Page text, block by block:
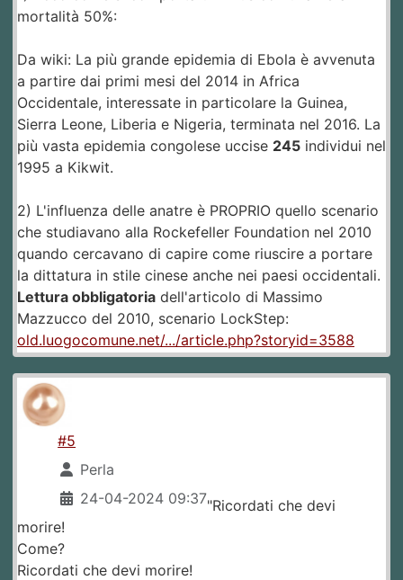
mortalità 50%:
Da wiki: La più grande epidemia di Ebola è avvenuta
a partire dai primi mesi del 2014 in Africa
Occidentale, interessate in particolare la Guinea,
Sierra Leone, Liberia e Nigeria, terminata nel 2016. La
più vasta epidemia congolese uccise 245 individui nel
1995 a Kikwit.
2) L'influenza delle anatre è PROPRIO quello scenario
che studiavano alla Rockefeller Foundation nel 2010
quando cercavano di capire come riuscire a portare
la dittatura in stile cinese anche nei paesi occidentali.
Lettura obbligatoria dell'articolo di Massimo
Mazzucco del 2010, scenario LockStep:
old.luogocomune.net/.../article.php?storyid=3588
#5
Perla
24-04-2024 09:37"Ricordati che devi
morire!
Come?
Ricordati che devi morire!